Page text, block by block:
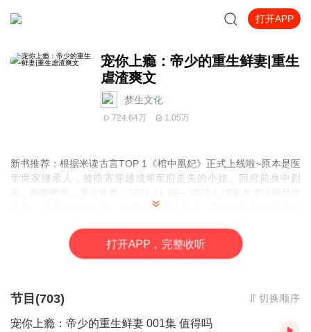
打开APP
宠你上瘾：帝少的重生鲜妻|重生
虐渣爽文
梦生文化
724.64万 1.05万
新书推荐： 根据米读古言TOP 1《棺中凰妃》正式上线啦~原本是医
学世家继承人，被暗害穿越成将军府走失的小姐。回府前身中剧
广期，限免时间2个月。点击就听【超能演·哭哭啼啼抱大腿菟丝
！！！点击订阅！！！
本作品为付费有声书，部分集数可免费试听，付费音频0.2元/集，会
员免费收听；日更3集，不定时爆更，多多评论订阅可加更哦~
【内容介绍】
打开APP，完整收听
节目(703) 切换顺序
宠你上瘾：帝少的重生鲜妻 001集 值得吗